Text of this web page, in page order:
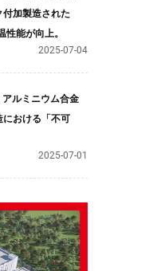
加製造された
性能が向上。
2025-07-04
ルミニウム合金
における「不可
2025-07-01